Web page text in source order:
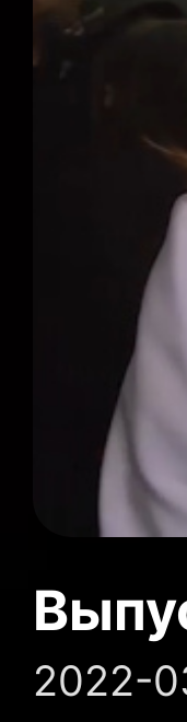
2022-